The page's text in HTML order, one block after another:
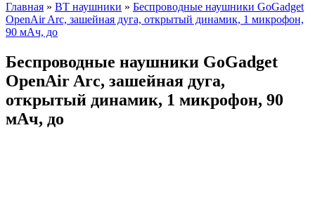
Главная » BT наушники » Беспроводные наушники GoGadget
OpenAir Arc, зашейная дуга, открытый динамик, 1 микрофон,
90 мАч, до
Беспроводные наушники GoGadget
OpenAir Arc, зашейная дуга,
открытый динамик, 1 микрофон, 90
мАч, до